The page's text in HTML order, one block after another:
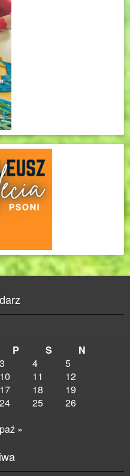
P S N
paź »
3 4
5
10 11
12
17 18
19
24 25
26